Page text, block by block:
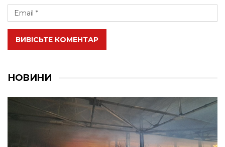
ВИВІСЬТЕ КОМЕНТАР
НОВИНИ